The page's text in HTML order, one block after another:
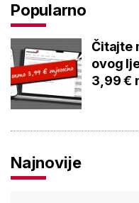
Popularno
Čitajte
ovog
3,99 €
Najnovije